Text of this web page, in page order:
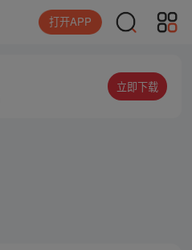
打开APP
立即下载